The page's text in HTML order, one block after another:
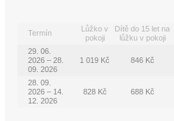
Termín
Lůžko v
pokoji
Dítě do 15 let na
lůžku v pokoji
29. 06.
2026 – 28.
09. 2026
1 019 Kč 846 Kč
28. 09.
2026 – 14.
12. 2026
828 Kč 688 Kč